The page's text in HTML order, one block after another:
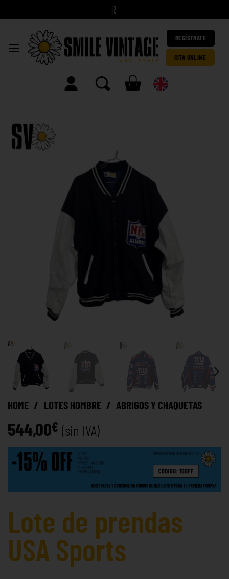
|
REGÍSTRATE
CITA ONLINE
HOME / LOTES HOMBRE / ABRIGOS Y CHAQUETAS
544,00€ (sin IVA)
Lote de prendas
USA Sports